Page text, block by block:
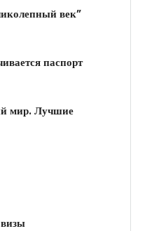
век”
паспорт
мир. Лучшие